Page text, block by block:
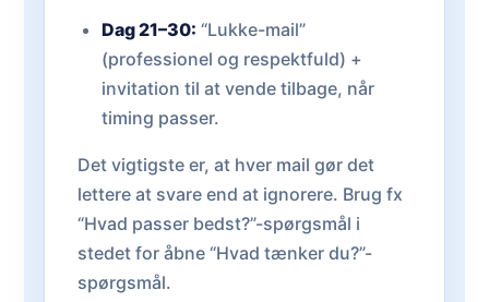
Dag 21–30: “Lukke-mail”
(professionel og respektfuld) +
invitation til at vende tilbage, når
timing passer.
Det vigtigste er, at hver mail gør det
lettere at svare end at ignorere. Brug fx
“Hvad passer bedst?”-spørgsmål i
stedet for åbne “Hvad tænker du?”-
spørgsmål.